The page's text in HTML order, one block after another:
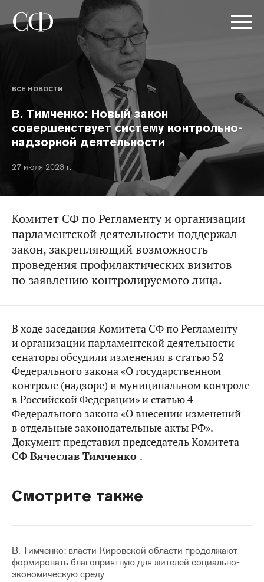
ВСЕ НОВОСТИ
В. Тимченко: Новый закон
совершенствует систему контрольно-
надзорной деятельности
27 июля 2023 г.
Комитет СФ по Регламенту и организации
парламентской деятельности поддержал
закон, закрепляющий возможность
проведения профилактических визитов
по заявлению контролируемого лица.
В ходе заседания Комитета СФ по Регламенту
и организации парламентской деятельности
сенаторы обсудили изменения в статью 52
Федерального закона «О государственном
контроле (надзоре) и муниципальном контроле
в Российской Федерации» и статью 4
Федерального закона «О внесении изменений
в отдельные законодательные акты РФ».
Документ представил председатель Комитета
СФ Вячеслав Тимченко .
Смотрите также
В. Тимченко: власти Кировской области продолжают
формировать благоприятную для жителей социально-
экономическую среду